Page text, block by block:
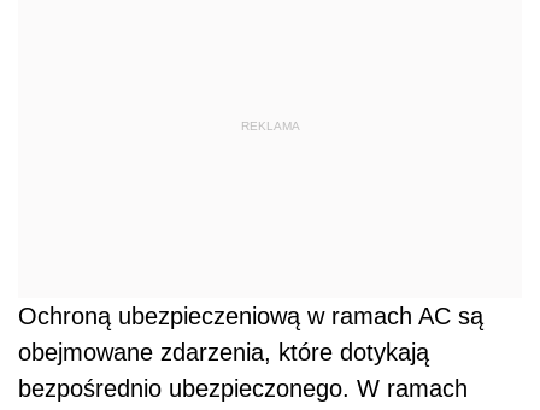
REKLAMA
Ochroną ubezpieczeniową w ramach AC są
obejmowane zdarzenia, które dotykają
bezpośrednio ubezpieczonego. W ramach